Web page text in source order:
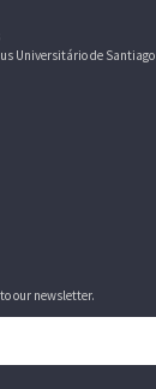
Universitário de Santiago
our newsletter.